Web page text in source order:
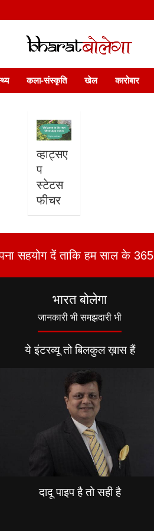
भारत बोलेगा
हिंदी न्यूज़ वेबसाइट India: News, Views,
कला-संस्कृति खेल कारोबार
व्हाट्सए
प
स्टेटस
फीचर
सहयोग दें ताकि हम साल के
भारत बोलेगा
जानकारी भी समझदारी भी
ये इंटरव्यू तो बिलकुल ख़ास हैं
दादू पाइप है तो सही है